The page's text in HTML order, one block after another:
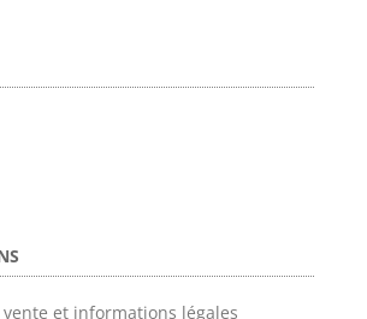
et informations légales